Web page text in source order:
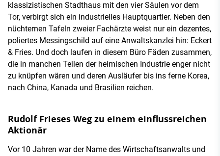
klassizistischen Stadthaus mit den vier Säulen vor dem
Tor, verbirgt sich ein industrielles Hauptquartier. Neben den
nüchternen Tafeln zweier Fachärzte weist nur ein dezentes,
poliertes Messingschild auf eine Anwaltskanzlei hin: Eckert
& Fries. Und doch laufen in diesem Büro Fäden zusammen,
die in manchen Teilen der heimischen Industrie enger nicht
zu knüpfen wären und deren Ausläufer bis ins ferne Korea,
nach China, Kanada und Brasilien reichen.
Rudolf Frieses Weg zu einem einflussreichen
Aktionär
Vor 10 Jahren war der Name des Wirtschaftsanwalts und